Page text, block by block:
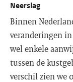
Neerslag
Binnen
veranderingen
wel enkele
tussen de
verschil zien we